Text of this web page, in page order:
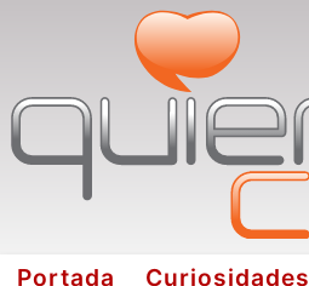
Portada Curiosidades